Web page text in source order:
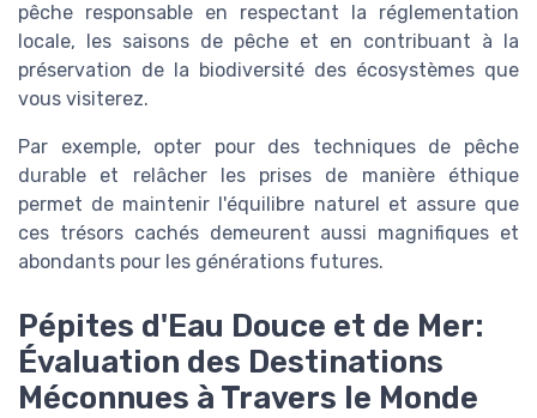
pêche responsable en respectant la réglementation
locale, les saisons de pêche et en contribuant à la
préservation de la biodiversité des écosystèmes que
vous visiterez.
Par exemple, opter pour des techniques de pêche
durable et relâcher les prises de manière éthique
permet de maintenir l'équilibre naturel et assure que
ces trésors cachés demeurent aussi magnifiques et
abondants pour les générations futures.
Pépites d'Eau Douce et de Mer:
Évaluation des Destinations
Méconnues à Travers le Monde